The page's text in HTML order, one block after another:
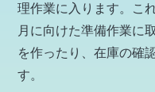
理作業に入ります。こ
月に向けた準備作業に
を作ったり、在庫の確
す。